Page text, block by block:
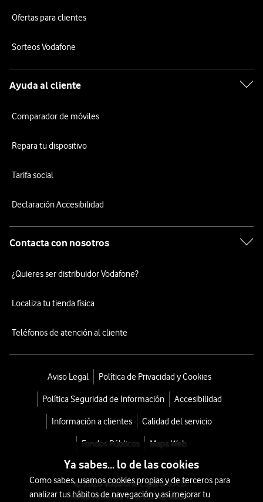
Ofertas para clientes
Sorteos Vodafone
Ayuda al cliente
Comparador de móviles
Repara tu dispositivo
Tarifa social
Declaración Accesibilidad
Contacta con nosotros
¿Quieres ser distribuidor Vodafone?
Localiza tu tienda física
Teléfonos de atención al cliente
Aviso Legal Política de Privacidad y Cookies
Política Seguridad de Información Accesibilidad
Información a clientes Calidad del servicio
Fondos Públicos Mapa Web
© 2026 Vodafone España S.A.U.
Avda. América 115, 28042 Madrid
Ya sabes... lo de las cookies
Como sabes, usamos cookies propias y de terceros para
analizar tus hábitos de navegación y así mejorar tu